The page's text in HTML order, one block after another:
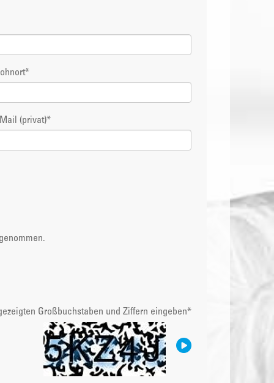
*
(privat)*
Großbuchstaben und Ziffern eingeben*